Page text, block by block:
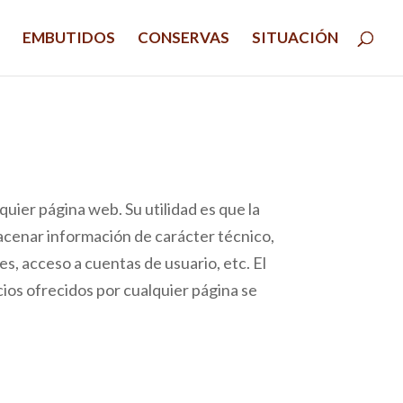
EMBUTIDOS CONSERVAS SITUACIÓN
página web. Su utilidad es que la
información de carácter técnico,
acceso a cuentas de usuario, etc. El
ofrecidos por cualquier página se